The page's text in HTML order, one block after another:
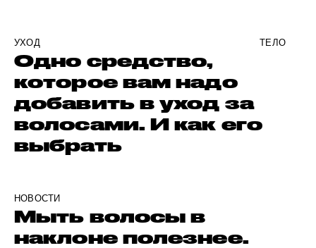
УХОД ТЕЛО
Одно средство,
которое вам надо
добавить в уход за
волосами. И как его
выбрать
НОВОСТИ
Мыть волосы в
наклоне полезнее.